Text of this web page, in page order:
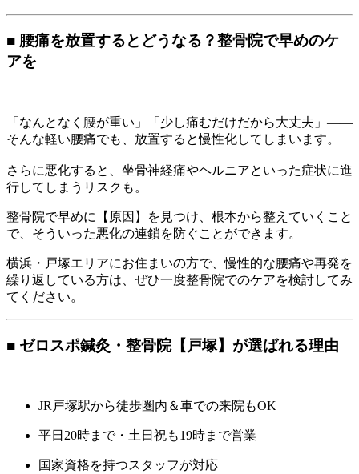
■ 腰痛を放置するとどうなる？整骨院で早めのケ
アを
「なんとなく腰が重い」「少し痛むだけだから大丈夫」――
そんな軽い腰痛でも、放置すると慢性化してしまいます。
さらに悪化すると、坐骨神経痛やヘルニアといった症状に進
行してしまうリスクも。
整骨院で早めに【原因】を見つけ、根本から整えていくこと
で、そういった悪化の連鎖を防ぐことができます。
横浜・戸塚エリアにお住まいの方で、慢性的な腰痛や再発を
繰り返している方は、ぜひ一度整骨院でのケアを検討してみ
てください。
■ ゼロスポ鍼灸・整骨院【戸塚】が選ばれる理由
JR戸塚駅から徒歩圏内＆車での来院もOK
平日20時まで・土日祝も19時まで営業
国家資格を持つスタッフが対応